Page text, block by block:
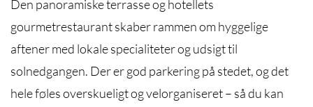
Den panoramiske terrasse og hotellets
gourmetrestaurant skaber rammen om hyggelige
aftener med lokale specialiteter og udsigt til
solnedgangen. Der er god parkering på stedet, og det
hele føles overskueligt og velorganiseret – så du kan